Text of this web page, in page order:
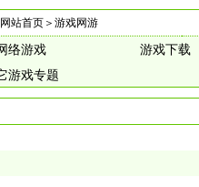
网站首页 ＞游戏网游
络游戏
游戏下载
游戏专题